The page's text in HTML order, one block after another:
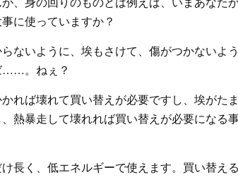
に使っていますか？
ないように、埃もさけて、傷がつかないよ
……。ねぇ？
れば壊れて買い替えが必要ですし、埃がた
熱暴走して壊れれば買い替えが必要になる
長く、低エネルギーで使えます。買い替え